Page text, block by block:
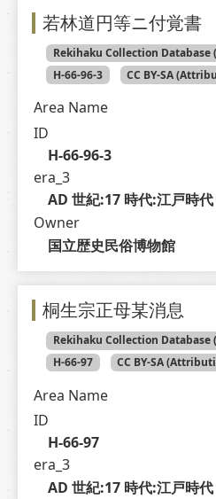
若林道円等ニ付覚書
H-66-96-3
CC BY-SA
Area Name
ID
H-66-96-3
era_3
AD 世紀:17 時代:江戸時代
Owner
国立歴史民俗博物館
桐生宗正母某消息
H-66-97
CC BY-SA
Area Name
ID
H-66-97
era_3
AD 世紀:17 時代:江戸時代